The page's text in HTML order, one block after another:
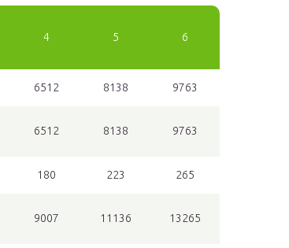
4 5 6
6512 8138 9763
6512 8138 9763
180 223 265
9007 11136 13265